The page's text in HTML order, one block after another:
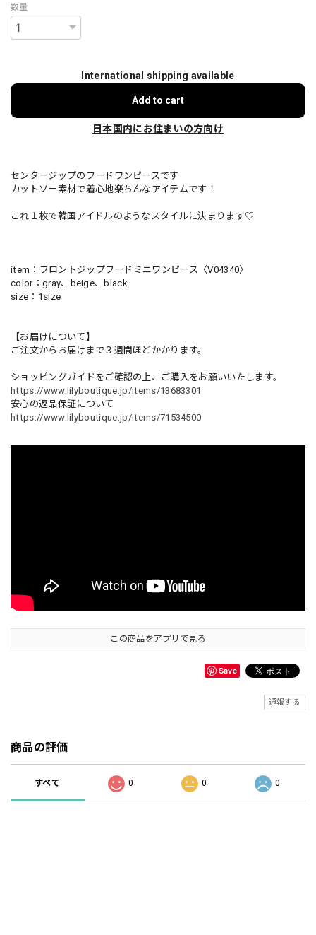
数量
International shipping available
Add to cart
日本国内にお住まいの方向け
センタージップのフードワンピースです
カットソー素材で着心地楽ちんなアイテムです！
これ１枚で韓国アイドルのようなスタイルに決まります♡
item：フロントジップフードミニワンピース〈V04340〉
color：gray、beige、black
size：1size
【お届けについて】
ご注文からお届けまで３週間ほどかかります。
ショッピングガイドをご確認の上、ご購入をお願いいたします。
https://www.lilyboutique.jp/items/13683301
安心の返品保証について
https://www.lilyboutique.jp/items/71534500
この商品をアプリで見る
Save
通報する
商品の評価
すべて 0 0 0